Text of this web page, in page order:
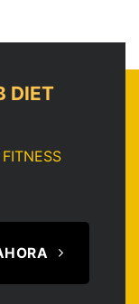
DIET